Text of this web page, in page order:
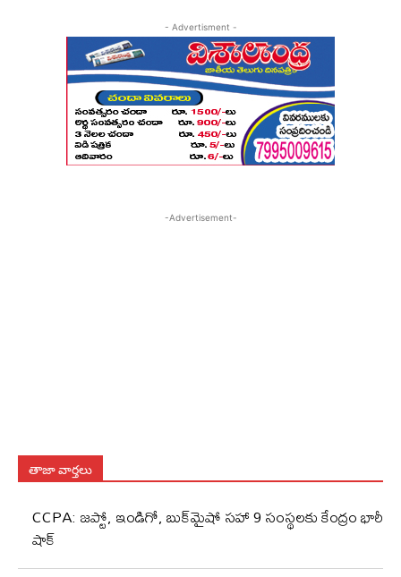
- Advertisment -
-Advertisement-
తాజా వార్తలు
CCPA: జప్టో, ఇండిగో, బుక్‌మైషో సహా 9 సంస్థలకు కేంద్రం భారీ
షాక్